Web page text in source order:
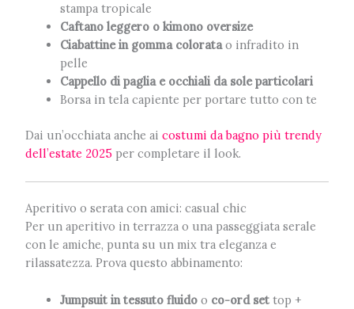
stampa tropicale
Caftano leggero o kimono oversize
Ciabattine in gomma coloratao infradito in
pelle
Cappello di paglia e occhiali da sole particolari
Borsa in tela capiente per portare tutto con te
Dai un’occhiata anche ai costumi da bagno più trendy
dell’estate 2025per completare il look.
Aperitivo o serata con amici: casual chic
Per un aperitivo in terrazza o una passeggiata serale
con le amiche, punta su un mix tra eleganza e
rilassatezza. Prova questo abbinamento:
Jumpsuit in tessuto fluidoo co-ord settop +